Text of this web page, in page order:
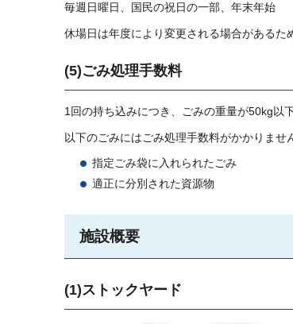
毎週日曜日、国民の祝日の一部、年末年始
休場日は年度により変更される場合があるた
(5)ごみ処理手数料
1回の持ち込みにつき、ごみの重量が50kg以
以下のごみにはごみ処理手数料がかかりませ
指定ごみ袋に入れられたごみ
適正に分別された資源物
施設概要
(1)ストックヤード